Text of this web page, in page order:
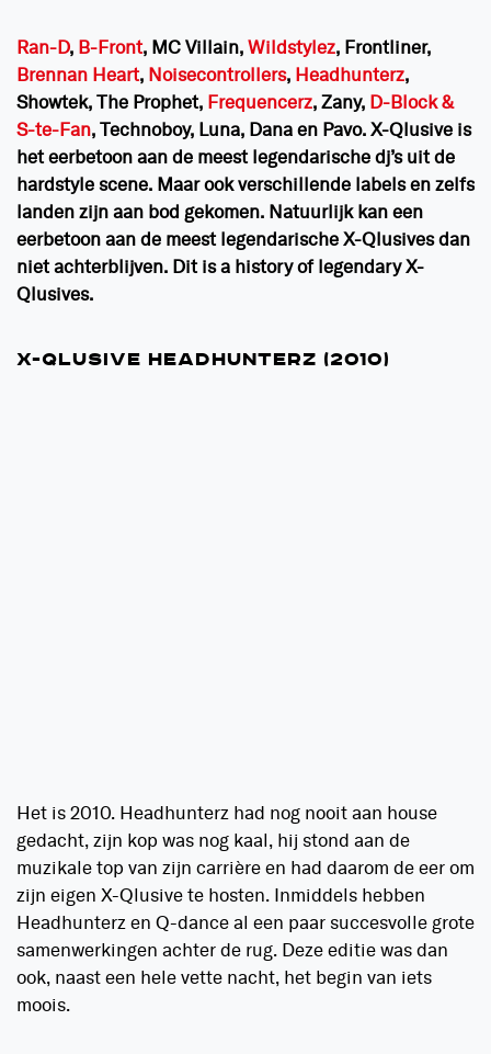
Ran-D, B-Front, MC Villain,Wildstylez, Frontliner,
Brennan Heart, Noisecontrollers, Headhunterz,
Showtek, The Prophet, Frequencerz, Zany, D-Block &
S-te-Fan, Technoboy, Luna, Dana en Pavo. X-Qlusive is
het eerbetoon aan de meest legendarische dj’s uit de
hardstyle scene. Maar ook verschillende labels en zelfs
landen zijn aan bod gekomen. Natuurlijk kan een
eerbetoon aan de meest legendarische X-Qlusives dan
niet achterblijven. Dit is a history of legendary X-
Qlusives.
X-QLUSIVE HEADHUNTERZ (2010)
Het is 2010. Headhunterz had nog nooit aan house
gedacht, zijn kop was nog kaal, hij stond aan de
muzikale top van zijn carrière en had daarom de eer om
zijn eigen X-Qlusive te hosten. Inmiddels hebben
Headhunterz en Q-dance al een paar succesvolle grote
samenwerkingen achter de rug. Deze editie was dan
ook, naast een hele vette nacht, het begin van iets
moois.